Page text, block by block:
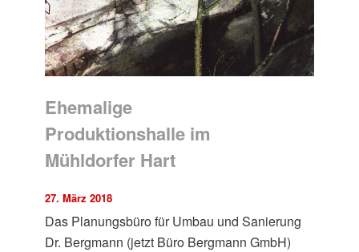
Ehemalige
Produktionshalle im
Mühldorfer Hart
27. März 2018
Das Planungsbüro für Umbau und Sanierung
Dr. Bergmann (jetzt Büro Bergmann GmbH)